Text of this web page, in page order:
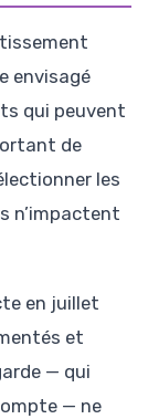
envisagé
qui peuvent
de
les
n’impactent
en juillet
et
— qui
— ne